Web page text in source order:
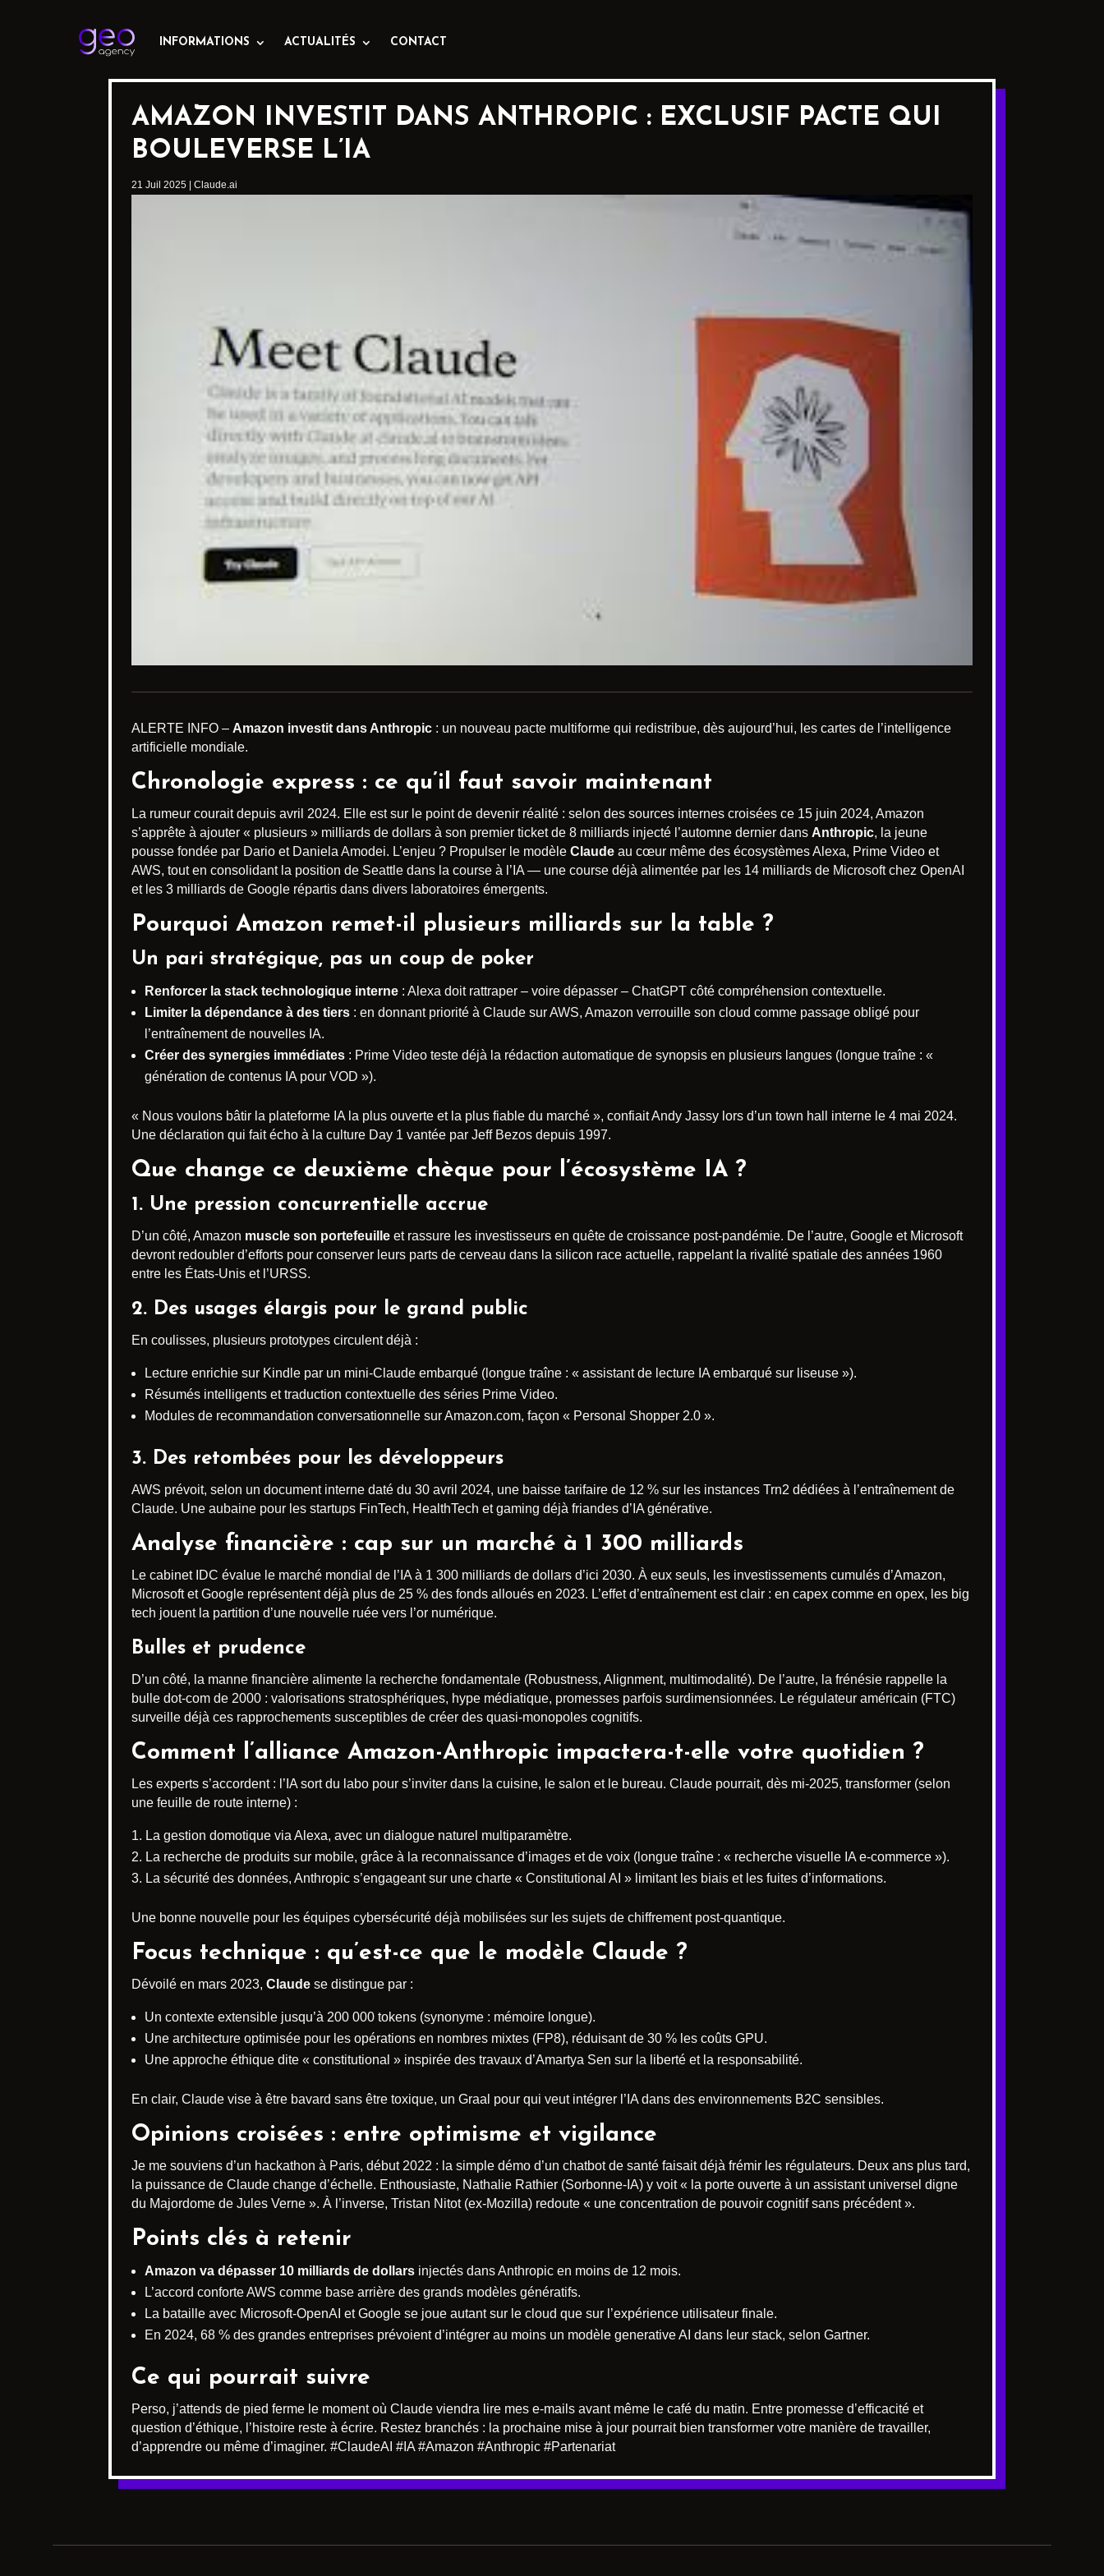
INFORMATIONS ACTUALITÉS CONTACT
AMAZON INVESTIT DANS ANTHROPIC : EXCLUSIF PACTE QUI
BOULEVERSE L’IA
21 Juil 2025 Claude.ai
ALERTE INFO – Amazon investit dans Anthropic : un nouveau pacte multiforme qui redistribue, dès aujourd’hui, les cartes de l’intelligence
artificielle mondiale.
Chronologie express : ce qu’il faut savoir maintenant
La rumeur courait depuis avril 2024. Elle est sur le point de devenir réalité : selon des sources internes croisées ce 15 juin 2024, Amazon
s’apprête à ajouter « plusieurs » milliards de dollars à son premier ticket de 8 milliards injecté l’automne dernier dans Anthropic, la jeune
pousse fondée par Dario et Daniela Amodei. L’enjeu ? Propulser le modèle Claude au cœur même des écosystèmes Alexa, Prime Video et
AWS, tout en consolidant la position de Seattle dans la course à l’IA — une course déjà alimentée par les 14 milliards de Microsoft chez OpenAI
et les 3 milliards de Google répartis dans divers laboratoires émergents.
Pourquoi Amazon remet-il plusieurs milliards sur la table ?
Un pari stratégique, pas un coup de poker
Renforcer la stack technologique interne : Alexa doit rattraper – voire dépasser – ChatGPT côté compréhension contextuelle.
Limiter la dépendance à des tiers : en donnant priorité à Claude sur AWS, Amazon verrouille son cloud comme passage obligé pour
l’entraînement de nouvelles IA.
Créer des synergies immédiates : Prime Video teste déjà la rédaction automatique de synopsis en plusieurs langues (longue traîne : «
génération de contenus IA pour VOD »).
« Nous voulons bâtir la plateforme IA la plus ouverte et la plus fiable du marché », confiait Andy Jassy lors d’un town hall interne le 4 mai 2024.
Une déclaration qui fait écho à la culture Day 1 vantée par Jeff Bezos depuis 1997.
Que change ce deuxième chèque pour l’écosystème IA ?
1. Une pression concurrentielle accrue
D’un côté, Amazon muscle son portefeuille et rassure les investisseurs en quête de croissance post-pandémie. De l’autre, Google et Microsoft
devront redoubler d’efforts pour conserver leurs parts de cerveau dans la silicon race actuelle, rappelant la rivalité spatiale des années 1960
entre les États-Unis et l’URSS.
2. Des usages élargis pour le grand public
En coulisses, plusieurs prototypes circulent déjà :
Lecture enrichie sur Kindle par un mini-Claude embarqué (longue traîne : « assistant de lecture IA embarqué sur liseuse »).
Résumés intelligents et traduction contextuelle des séries Prime Video.
Modules de recommandation conversationnelle sur Amazon.com, façon « Personal Shopper 2.0 ».
3. Des retombées pour les développeurs
AWS prévoit, selon un document interne daté du 30 avril 2024, une baisse tarifaire de 12 % sur les instances Trn2 dédiées à l’entraînement de
Claude. Une aubaine pour les startups FinTech, HealthTech et gaming déjà friandes d’IA générative.
Analyse financière : cap sur un marché à 1 300 milliards
Le cabinet IDC évalue le marché mondial de l’IA à 1 300 milliards de dollars d’ici 2030. À eux seuls, les investissements cumulés d’Amazon,
Microsoft et Google représentent déjà plus de 25 % des fonds alloués en 2023. L’effet d’entraînement est clair : en capex comme en opex, les big
tech jouent la partition d’une nouvelle ruée vers l’or numérique.
Bulles et prudence
D’un côté, la manne financière alimente la recherche fondamentale (Robustness, Alignment, multimodalité). De l’autre, la frénésie rappelle la
bulle dot-com de 2000 : valorisations stratosphériques, hype médiatique, promesses parfois surdimensionnées. Le régulateur américain (FTC)
surveille déjà ces rapprochements susceptibles de créer des quasi-monopoles cognitifs.
Comment l’alliance Amazon-Anthropic impactera-t-elle votre quotidien ?
Les experts s’accordent : l’IA sort du labo pour s’inviter dans la cuisine, le salon et le bureau. Claude pourrait, dès mi-2025, transformer (selon
une feuille de route interne) :
La gestion domotique via Alexa, avec un dialogue naturel multiparamètre.
La recherche de produits sur mobile, grâce à la reconnaissance d’images et de voix (longue traîne : « recherche visuelle IA e-commerce »).
La sécurité des données, Anthropic s’engageant sur une charte « Constitutional AI » limitant les biais et les fuites d’informations.
Une bonne nouvelle pour les équipes cybersécurité déjà mobilisées sur les sujets de chiffrement post-quantique.
Focus technique : qu’est-ce que le modèle Claude ?
Dévoilé en mars 2023, Claude se distingue par :
Un contexte extensible jusqu’à 200 000 tokens (synonyme : mémoire longue).
Une architecture optimisée pour les opérations en nombres mixtes (FP8), réduisant de 30 % les coûts GPU.
Une approche éthique dite « constitutional » inspirée des travaux d’Amartya Sen sur la liberté et la responsabilité.
En clair, Claude vise à être bavard sans être toxique, un Graal pour qui veut intégrer l’IA dans des environnements B2C sensibles.
Opinions croisées : entre optimisme et vigilance
Je me souviens d’un hackathon à Paris, début 2022 : la simple démo d’un chatbot de santé faisait déjà frémir les régulateurs. Deux ans plus tard,
la puissance de Claude change d’échelle. Enthousiaste, Nathalie Rathier (Sorbonne-IA) y voit « la porte ouverte à un assistant universel digne
du Majordome de Jules Verne ». À l’inverse, Tristan Nitot (ex-Mozilla) redoute « une concentration de pouvoir cognitif sans précédent ».
Points clés à retenir
Amazon va dépasser 10 milliards de dollars injectés dans Anthropic en moins de 12 mois.
L’accord conforte AWS comme base arrière des grands modèles génératifs.
La bataille avec Microsoft-OpenAI et Google se joue autant sur le cloud que sur l’expérience utilisateur finale.
En 2024, 68 % des grandes entreprises prévoient d’intégrer au moins un modèle generative AI dans leur stack, selon Gartner.
Ce qui pourrait suivre
Perso, j’attends de pied ferme le moment où Claude viendra lire mes e-mails avant même le café du matin. Entre promesse d’efficacité et
question d’éthique, l’histoire reste à écrire. Restez branchés : la prochaine mise à jour pourrait bien transformer votre manière de travailler,
d’apprendre ou même d’imaginer. #ClaudeAI #IA #Amazon #Anthropic #Partenariat